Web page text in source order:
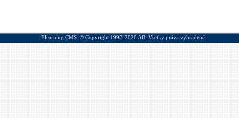
Elearning CMS © Copyright 1993-2026 AB. Všetky práva vyhradené.